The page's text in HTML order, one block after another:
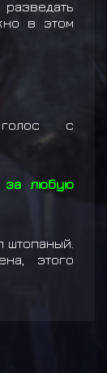
в этом
с
за любую
штопаный.
этого